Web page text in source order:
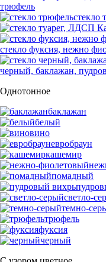
трюфель
стекло
стекло фуксия, нежно
черный, баклажан,
Однотонное
баклажан
белый
вино
евробраун
кашемир
помадный
светло-
темно-
трюфель
фуксия
черный